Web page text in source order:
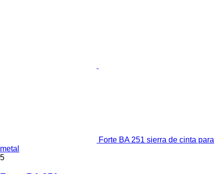
Forte BA 251 sierra de cinta para
metal
5